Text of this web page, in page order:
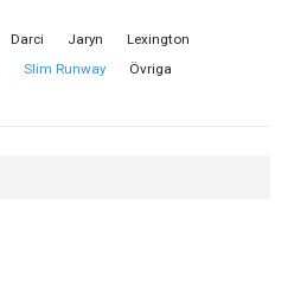
Darci Jaryn
Lexington
Slim Runway
Övriga